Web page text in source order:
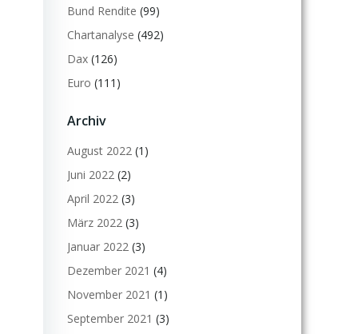
Bund Rendite (99)
Chartanalyse (492)
Dax (126)
Euro (111)
Archiv
August 2022 (1)
Juni 2022 (2)
April 2022 (3)
März 2022 (3)
Januar 2022 (3)
Dezember 2021 (4)
November 2021 (1)
September 2021 (3)